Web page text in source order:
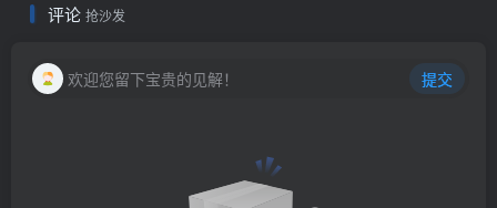
评论 抢沙发
欢迎您留下宝贵的见解！ 提交